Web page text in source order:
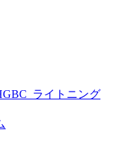
ライトニング